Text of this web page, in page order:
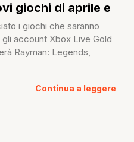
giochi di aprile e
i giochi che saranno
account Xbox Live Gold
Rayman: Legends,
Continua a leggere